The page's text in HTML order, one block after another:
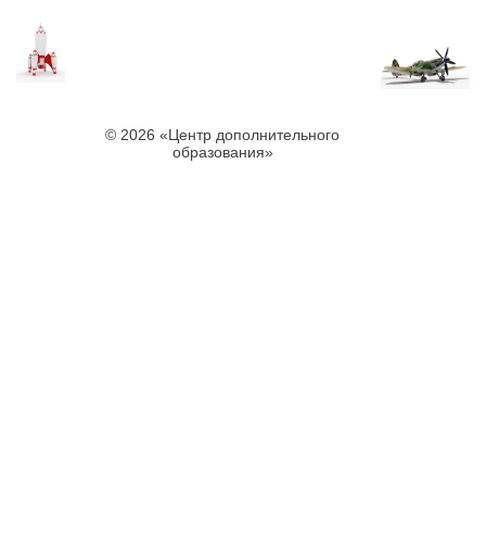
© 2026 «Центр дополнительного
образования»